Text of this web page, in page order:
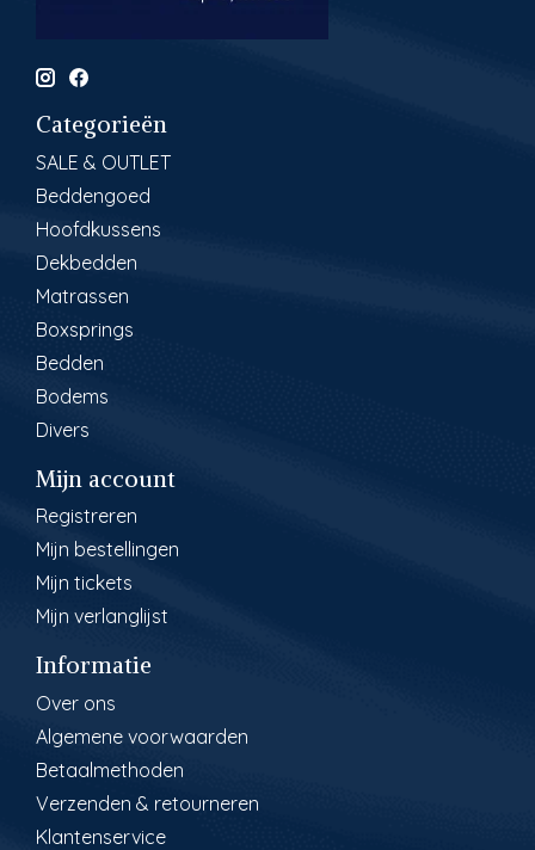
Categorieën
SALE & OUTLET
Beddengoed
Hoofdkussens
Dekbedden
Matrassen
Boxsprings
Bedden
Bodems
Divers
Mijn account
Registreren
Mijn bestellingen
Mijn tickets
Mijn verlanglijst
Informatie
Over ons
Algemene voorwaarden
Betaalmethoden
Verzenden & retourneren
Klantenservice